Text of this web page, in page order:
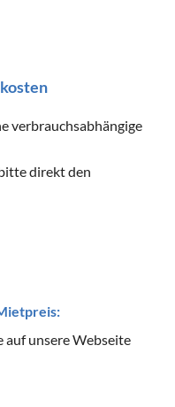
verbrauchsabhängige
direkt den
auf unsere Webseite